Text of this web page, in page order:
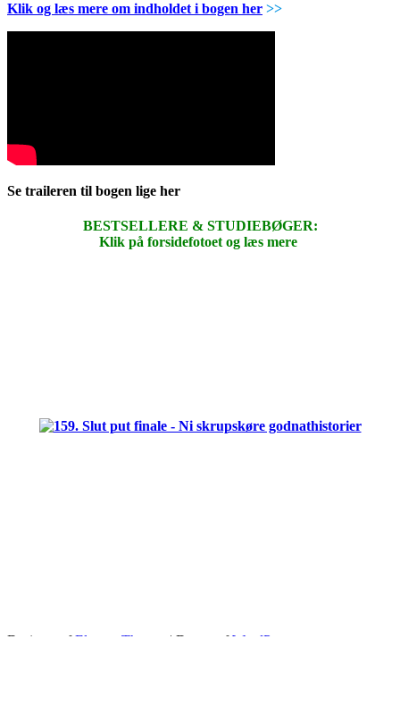
Klik og læs mere om indholdet i bogen her >>
Se traileren til bogen lige her
BESTSELLERE & STUDIEBØGER:
Klik på forsidefotoet og læs mere
Designet afElegant Themes | Drevet afWordPress